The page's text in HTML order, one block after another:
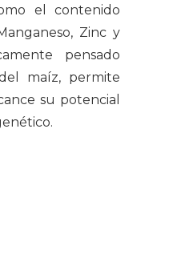
el contenido
Zinc y
pensado
maíz, permite
su potencial